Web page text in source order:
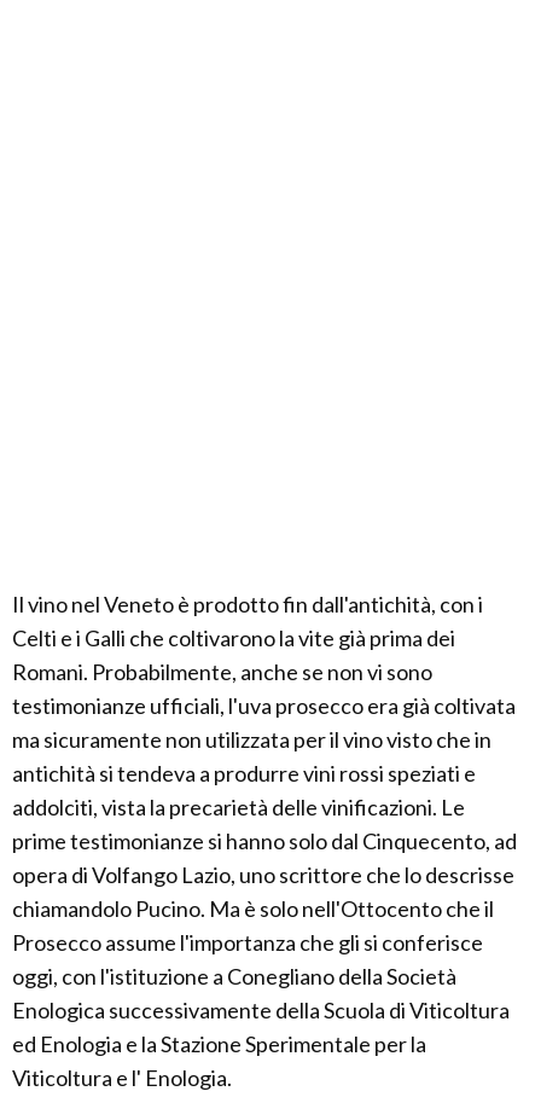
Il vino nel Veneto è prodotto fin dall'antichità, con i
Celti e i Galli che coltivarono la vite già prima dei
Romani. Probabilmente, anche se non vi sono
testimonianze ufficiali, l'uva prosecco era già coltivata
ma sicuramente non utilizzata per il vino visto che in
antichità si tendeva a produrre vini rossi speziati e
addolciti, vista la precarietà delle vinificazioni. Le
prime testimonianze si hanno solo dal Cinquecento, ad
opera di Volfango Lazio, uno scrittore che lo descrisse
chiamandolo Pucino. Ma è solo nell'Ottocento che il
Prosecco assume l'importanza che gli si conferisce
oggi, con l'istituzione a Conegliano della Società
Enologica successivamente della Scuola di Viticoltura
ed Enologia e la Stazione Sperimentale per la
Viticoltura e l' Enologia.